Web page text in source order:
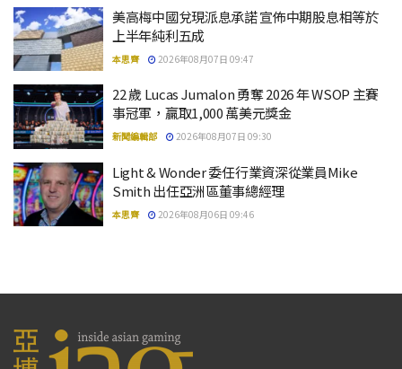
美高梅中國兌現派息承諾 宣佈中期股息相等於
上半年純利五成
本思齊 2026年08月07日 09:47
22 歲 Lucas Jumalon 勇奪 2026 年 WSOP 主賽
事冠軍，贏取1,000 萬美元獎金
新聞編輯部 2026年08月07日 09:30
Light & Wonder 委任行業資深從業員Mike
Smith 出任亞洲區董事總經理
本思齊 2026年08月06日 09:46